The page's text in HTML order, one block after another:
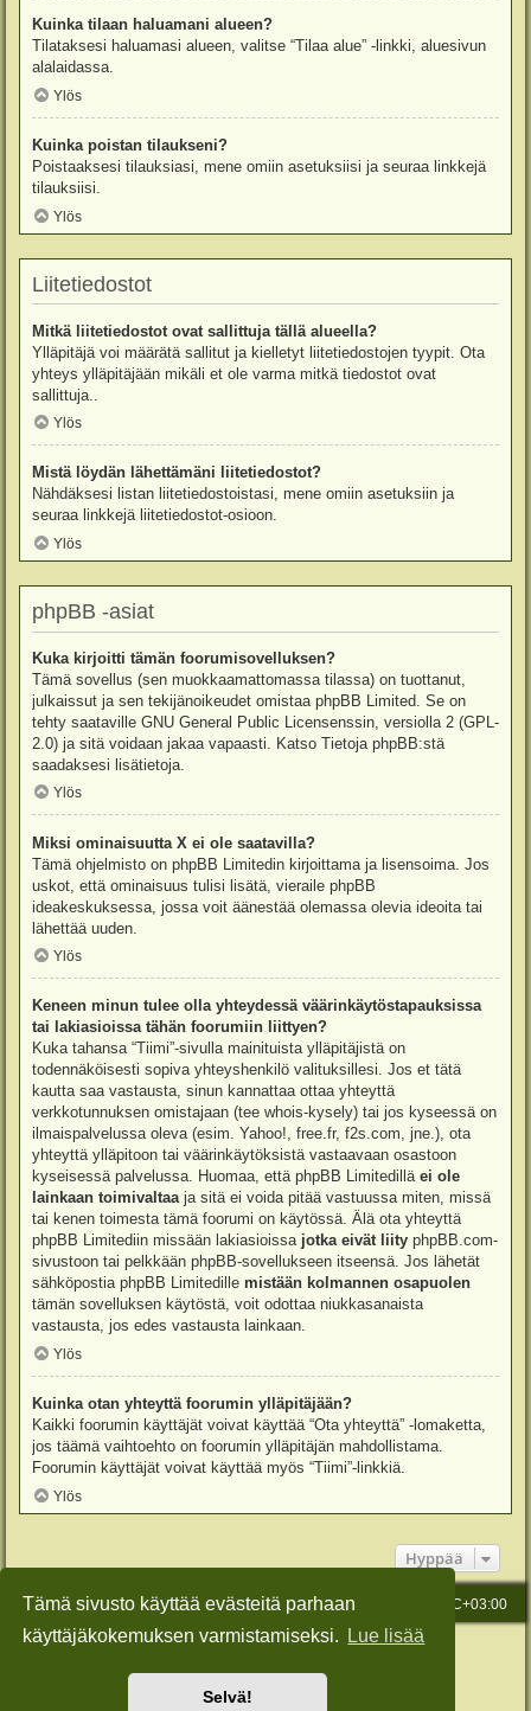
Tämä sivusto käyttää evästeitä parhaan
käyttäjäkokemuksen varmistamiseksi.
Lue lisää
Selvä!
Kuinka tilaan haluamani alueen?
Tilataksesi haluamasi alueen, valitse “Tilaa alue” -linkki, aluesivun
alalaidassa.
Ylös
Kuinka poistan tilaukseni?
Poistaaksesi tilauksiasi, mene omiin asetuksiisi ja seuraa linkkejä
tilauksiisi.
Ylös
Liitetiedostot
Mitkä liitetiedostot ovat sallittuja tällä alueella?
Ylläpitäjä voi määrätä sallitut ja kielletyt liitetiedostojen tyypit. Ota
yhteys ylläpitäjään mikäli et ole varma mitkä tiedostot ovat
sallittuja..
Ylös
Mistä löydän lähettämäni liitetiedostot?
Nähdäksesi listan liitetiedostoistasi, mene omiin asetuksiin ja
seuraa linkkejä liitetiedostot-osioon.
Ylös
phpBB -asiat
Kuka kirjoitti tämän foorumisovelluksen?
Tämä sovellus (sen muokkaamattomassa tilassa) on tuottanut,
julkaissut ja sen tekijänoikeudet omistaa phpBB Limited . Se on
tehty saataville GNU General Public Licensenssin, versiolla 2 (GPL-
2.0) ja sitä voidaan jakaa vapaasti. Katso Tietoja phpBB:stä
saadaksesi lisätietoja.
Ylös
Miksi ominaisuutta X ei ole saatavilla?
Tämä ohjelmisto on phpBB Limitedin kirjoittama ja lisensoima. Jos
uskot, että ominaisuus tulisi lisätä, vieraile phpBB
ideakeskuksessa , jossa voit äänestää olemassa olevia ideoita tai
lähettää uuden.
Ylös
Keneen minun tulee olla yhteydessä väärinkäytöstapauksissa
tai lakiasioissa tähän foorumiin liittyen?
Kuka tahansa “Tiimi”-sivulla mainituista ylläpitäjistä on
todennäköisesti sopiva yhteyshenkilö valituksillesi. Jos et tätä
kautta saa vastausta, sinun kannattaa ottaa yhteyttä
verkkotunnuksen omistajaan (tee whois-kysely) tai jos kyseessä on
ilmaispalvelussa oleva (esim. Yahoo!, free.fr, f2s.com, jne.), ota
yhteyttä ylläpitoon tai väärinkäytöksistä vastaavaan osastoon
kyseisessä palvelussa. Huomaa, että phpBB Limitedillä ei ole
lainkaan toimivaltaaja sitä ei voida pitää vastuussa miten, missä
tai kenen toimesta tämä foorumi on käytössä. Älä ota yhteyttä
phpBB Limitediin missään lakiasioissa jotka eivät liity phpBB.com-
sivustoon tai pelkkään phpBB-sovellukseen itseensä. Jos lähetät
sähköpostia phpBB Limitedille mistään kolmannen osapuolen
tämän sovelluksen käytöstä, voit odottaa niukkasanaista
vastausta, jos edes vastausta lainkaan.
Ylös
Kuinka otan yhteyttä foorumin ylläpitäjään?
Kaikki foorumin käyttäjät voivat käyttää “Ota yhteyttä” -lomaketta,
jos täämä vaihtoehto on foorumin ylläpitäjän mahdollistama.
Foorumin käyttäjät voivat käyttää myös “Tiimi”-linkkiä.
Ylös
Hyppää
Etusivu Kaikki ajat ovat UTC+03:00
Viesti Ylläpidolle
Keskustelufoorumin ohjelmistophpBB® Forum Software © phpBB Limited